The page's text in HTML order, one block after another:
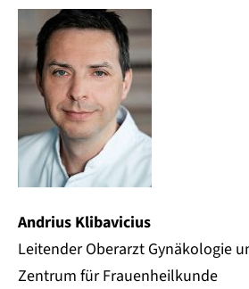
Andrius Klibavicius
Leitender Oberarzt Gynäkologie
Zentrum für Frauenheilkunde